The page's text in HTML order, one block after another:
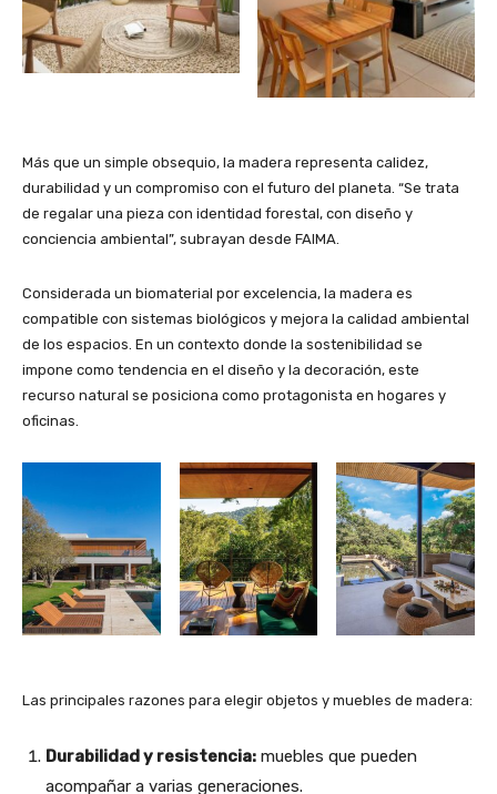
Más que un simple obsequio, la madera representa calidez,
durabilidad y un compromiso con el futuro del planeta. “Se trata
de regalar una pieza con identidad forestal, con diseño y
conciencia ambiental”, subrayan desde FAIMA.
Considerada un biomaterial por excelencia, la madera es
compatible con sistemas biológicos y mejora la calidad ambiental
de los espacios. En un contexto donde la sostenibilidad se
impone como tendencia en el diseño y la decoración, este
recurso natural se posiciona como protagonista en hogares y
oficinas.
Las principales razones para elegir objetos y muebles de madera:
Durabilidad y resistencia: muebles que pueden
acompañar a varias generaciones.